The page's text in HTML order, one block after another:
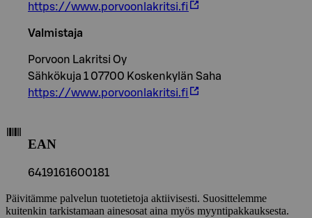
https://www.porvoonlakritsi.fi
Valmistaja
Porvoon Lakritsi Oy
Sähkökuja 1 07700 Koskenkylän Saha
https://www.porvoonlakritsi.fi
EAN
6419161600181
Päivitämme palvelun tuotetietoja aktiivisesti. Suosittelemme
kuitenkin tarkistamaan ainesosat aina myös myyntipakkauksesta.